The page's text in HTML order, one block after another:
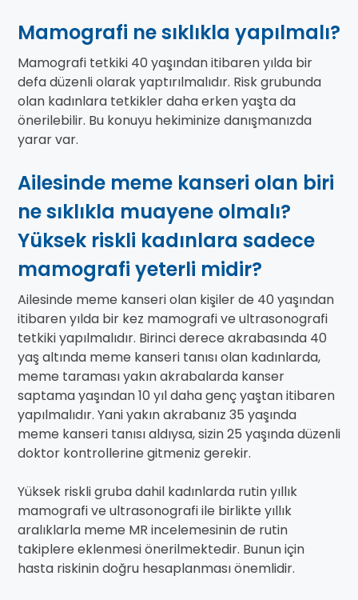
Mamografi ne sıklıkla yapılmalı?
Mamografi tetkiki 40 yaşından itibaren yılda bir
defa düzenli olarak yaptırılmalıdır. Risk grubunda
olan kadınlara tetkikler daha erken yaşta da
önerilebilir. Bu konuyu hekiminize danışmanızda
yarar var.
Ailesinde meme kanseri olan biri
ne sıklıkla muayene olmalı?
Yüksek riskli kadınlara sadece
mamografi yeterli midir?
Ailesinde meme kanseri olan kişiler de 40 yaşından
itibaren yılda bir kez mamografi ve ultrasonografi
tetkiki yapılmalıdır. Birinci derece akrabasında 40
yaş altında meme kanseri tanısı olan kadınlarda,
meme taraması yakın akrabalarda kanser
saptama yaşından 10 yıl daha genç yaştan itibaren
yapılmalıdır. Yani yakın akrabanız 35 yaşında
meme kanseri tanısı aldıysa, sizin 25 yaşında düzenli
doktor kontrollerine gitmeniz gerekir.
Yüksek riskli gruba dahil kadınlarda rutin yıllık
mamografi ve ultrasonografi ile birlikte yıllık
aralıklarla meme MR incelemesinin de rutin
takiplere eklenmesi önerilmektedir. Bunun için
hasta riskinin doğru hesaplanması önemlidir.